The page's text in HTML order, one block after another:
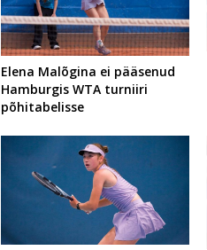
Elena Malõgina ei pääsenud
Hamburgis WTA turniiri
põhitabelisse